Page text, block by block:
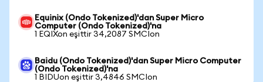
Equinix (Ondo Tokenized)'dan Super Micro
Computer (Ondo Tokenized)'na
1 EQIXon eşittir 34,2087 SMCIon
Baidu (Ondo Tokenized)'dan Super Micro Computer
(Ondo Tokenized)'na
1 BIDUon eşittir 3,4846 SMCIon